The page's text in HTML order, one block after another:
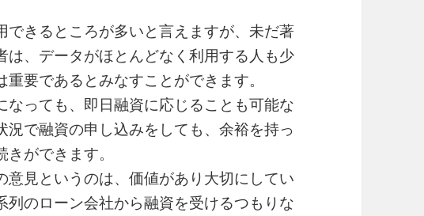
できるところが多いと言えますが、未だ著
は、データがほとんどなく利用する人も少
要であるとみなすことができます。
っても、即日融資に応じることも可能な
で融資の申し込みをしても、余裕を持っ
ができます。
見というのは、価値があり大切にしてい
列のローン会社から融資を受けるつもりな